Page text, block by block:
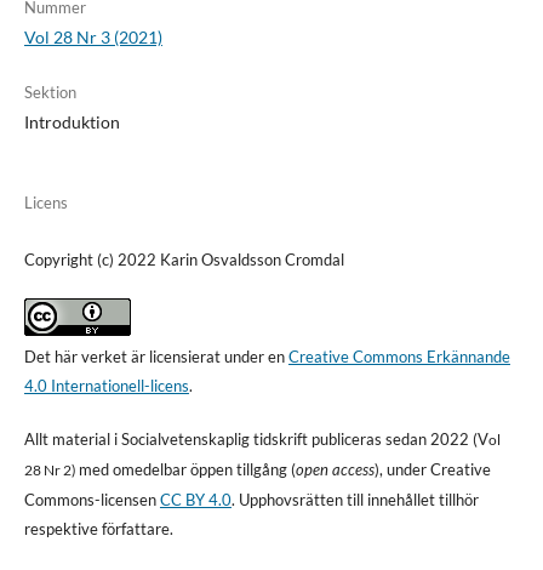
Nummer
Vol 28 Nr 3 (2021)
Sektion
Introduktion
Licens
Copyright (c) 2022 Karin Osvaldsson Cromdal
Det här verket är licensierat under enCreative Commons Erkännande
4.0 Internationell-licens.
Allt material i Socialvetenskaplig tidskrift publiceras sedan 2022 (Vol
28 Nr 2) med omedelbar öppen tillgång (open access), under Creative
Commons-licensenCC BY 4.0. Upphovsrätten till innehållet tillhör
respektive författare.